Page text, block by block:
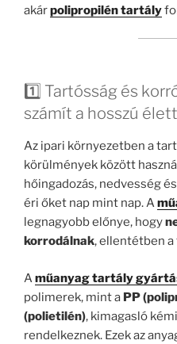
akárpolipropilén tartály
1️⃣ Tartósság és
számít a hosszú
Az ipari környezetben a
körülmények között
hőingadozás, nedvesség
éri őket nap mint nap. A
legnagyobb előnye, hogy
korrodálnak, ellentétben
Aműanyag tartály
polimerek, mint a PP
(polietilén), kimagasló
rendelkeznek. Ezek az